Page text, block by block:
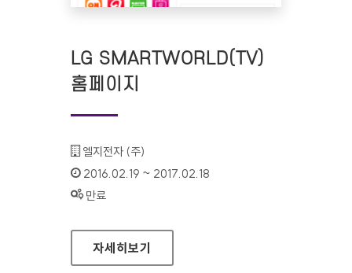
LG SMARTWORLD(TV)
홈페이지
기관명 :
엘지전자 (주)
인증기간 :
2016.02.19 ~ 2017.02.18
상태 :
만료
LG SMARTWORLD(TV) 홈페이지
자세히보기